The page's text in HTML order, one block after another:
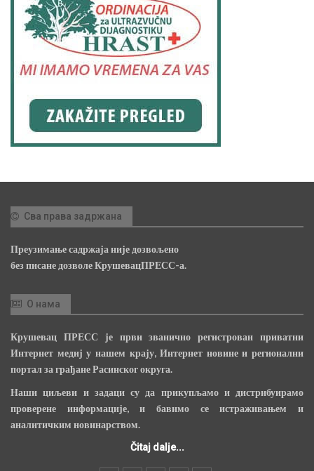
Сва права задржана
Преузимање садржаја није дозвољено
без писане дозволе КрушевацПРЕСС-а.
О нама
Крушевац ПРЕСС је први званично регистрован приватни
Интернет медиј у нашем крају, Интернет новине и регионални
портал за грађане Расинског округа.
Наши циљеви и задаци су да прикупљамо и дистрибуирамо
проверене информације, и бавимо се истраживањем и
аналитичким новинарством.
Čitaj dalje...